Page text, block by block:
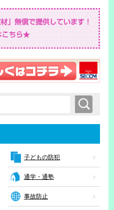
検索
子どもの防犯
通学・通塾
事故防止